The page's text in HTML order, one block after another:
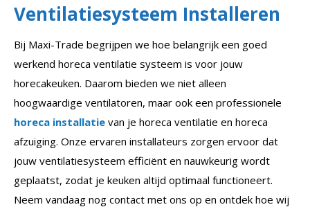
Ventilatiesysteem Installeren
Bij Maxi-Trade begrijpen we hoe belangrijk een goed
werkend horeca ventilatie systeem is voor jouw
horecakeuken. Daarom bieden we niet alleen
hoogwaardige ventilatoren, maar ook een professionele
horeca installatie van je horeca ventilatie en horeca
afzuiging. Onze ervaren installateurs zorgen ervoor dat
jouw ventilatiesysteem efficiënt en nauwkeurig wordt
geplaatst, zodat je keuken altijd optimaal functioneert.
Neem vandaag nog contact met ons op en ontdek hoe wij